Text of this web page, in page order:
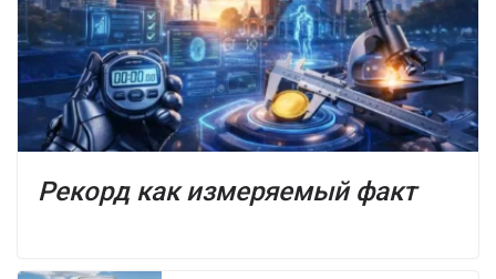
Рекорд как измеряемый факт